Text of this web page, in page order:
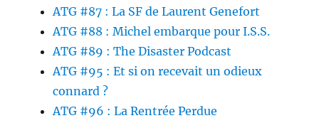
ATG #87 : La SF de Laurent Genefort
ATG #88 : Michel embarque pour I.S.S.
ATG #89 : The Disaster Podcast
ATG #95 : Et si on recevait un odieux
connard ?
ATG #96 : La Rentrée Perdue